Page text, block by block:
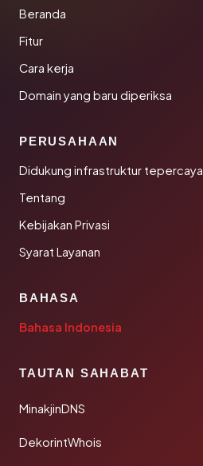
Beranda
Fitur
Cara kerja
Domain yang baru diperiksa
PERUSAHAAN
Didukung infrastruktur tepercaya
Tentang
Kebijakan Privasi
Syarat Layanan
BAHASA
Bahasa Indonesia
TAUTAN SAHABAT
MinakjinDNS
DekorintWhois